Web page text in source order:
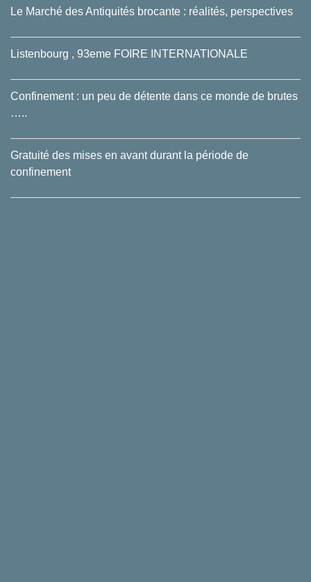
Le Marché des Antiquités brocante : réalités, perspectives
Listenbourg , 93eme FOIRE INTERNATIONALE
Confinement : un peu de détente dans ce monde de brutes
…..
Gratuité des mises en avant durant la période de
confinement